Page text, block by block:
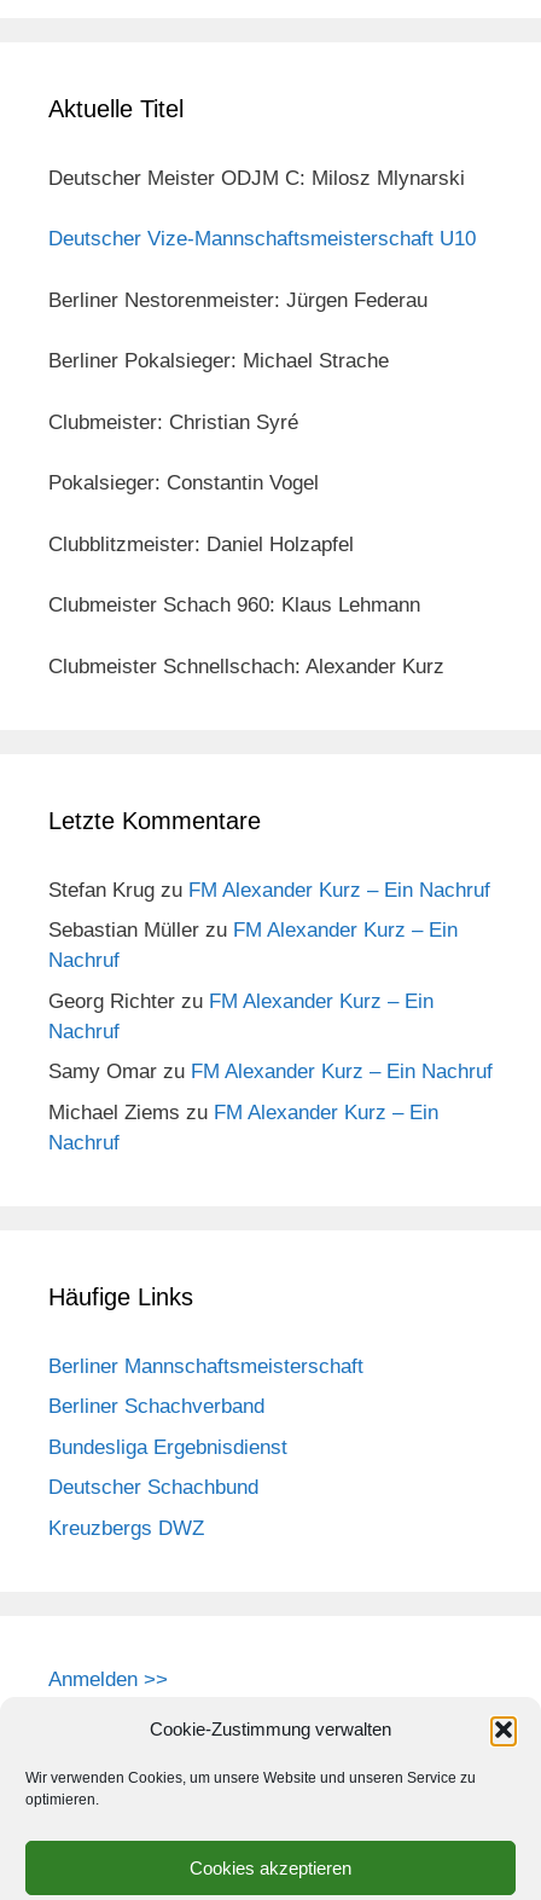
Cookie-Zustimmung verwalten
Wir verwenden Cookies, um unsere Website und unseren Service zu
optimieren.
Cookies akzeptieren
Aktuelle Titel
Deutscher Meister ODJM C: Milosz Mlynarski
Deutscher Vize-Mannschaftsmeisterschaft U10
Berliner Nestorenmeister: Jürgen Federau
Berliner Pokalsieger: Michael Strache
Clubmeister: Christian Syré
Pokalsieger: Constantin Vogel
Clubblitzmeister: Daniel Holzapfel
Clubmeister Schach 960: Klaus Lehmann
Clubmeister Schnellschach: Alexander Kurz
Letzte Kommentare
Stefan Krug zu FM Alexander Kurz – Ein Nachruf
Sebastian Müller zu FM Alexander Kurz – Ein
Nachruf
Georg Richter zu FM Alexander Kurz – Ein
Nachruf
Samy Omar zu FM Alexander Kurz – Ein Nachruf
Michael Ziems zu FM Alexander Kurz – Ein
Nachruf
Häufige Links
Berliner Mannschaftsmeisterschaft
Berliner Schachverband
Bundesliga Ergebnisdienst
Deutscher Schachbund
Kreuzbergs DWZ
Anmelden >>